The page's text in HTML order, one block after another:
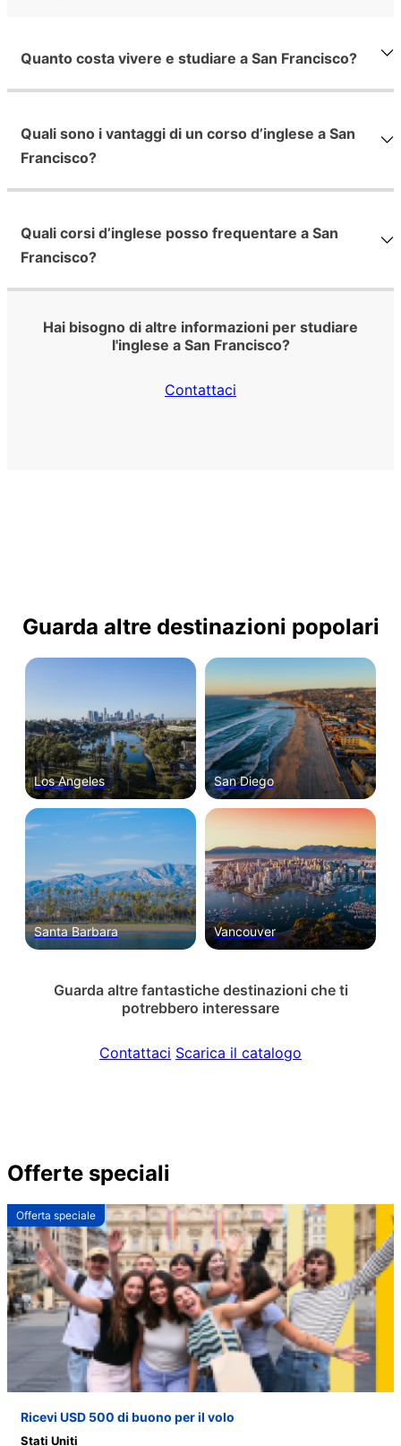
Quanto costa vivere e studiare a San Francisco?
Quali sono i vantaggi di un corso d’inglese a San
Francisco?
Quali corsi d’inglese posso frequentare a San
Francisco?
Hai bisogno di altre informazioni per studiare
l'inglese a San Francisco?
Contattaci
Guarda altre destinazioni popolari
Los Angeles San Diego
Santa Barbara Vancouver
Guarda altre fantastiche destinazioni che ti
potrebbero interessare
Contattaci Scarica il catalogo
Offerte speciali
Offerta speciale
Ricevi USD 500 di buono per il volo
Stati Uniti